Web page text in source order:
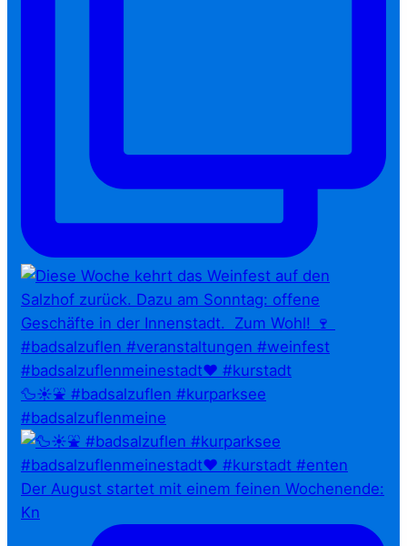
🦆☀️⛲ #badsalzuflen #kurparksee
#badsalzuflenmeine
Der August startet mit einem feinen Wochenende:
Kn